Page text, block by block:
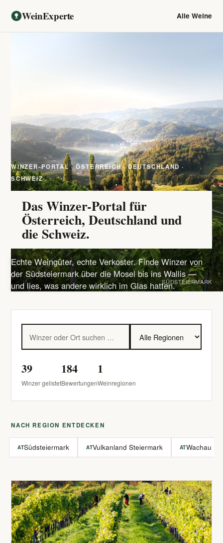
WeinExperte Alle Weine
WINZER-PORTAL · ÖSTERREICH · DEUTSCHLAND ·
SCHWEIZ
Das Winzer-Portal für
Österreich, Deutschland und
die Schweiz.
Echte Weingüter, echte Verkoster. Finde Winzer von
der Südsteiermark über die Mosel bis ins Wallis —
und lies, was andere wirklich im Glas hatten.SÜDSTEIERMARK
39
Winzer gelistet
184
Bewertungen
1
Weinregionen
NACH REGION ENTDECKEN
ATSüdsteiermark ATVulkanland Steiermark ATWachau